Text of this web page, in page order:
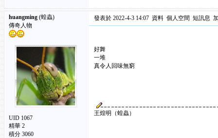
huangming (蝗蟲)
傳奇人物
UID 1067
精華 2
積分 3060
發表於 2022-4-3 14:07 資料 個人空間 短訊息
好舞
一堆
真令人回味無窮
王煌明（蝗蟲）